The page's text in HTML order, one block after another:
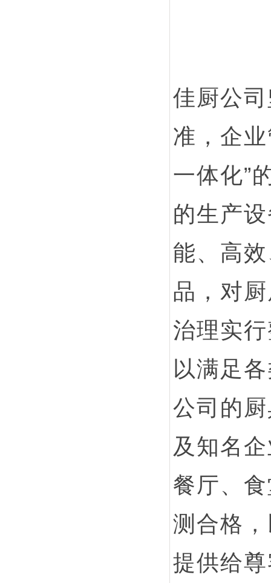
佳厨公
准，企
一体化”
的生产
能、高
品，对
治理实
以满足
公司的
及知名
餐厅、
测合格
提供给